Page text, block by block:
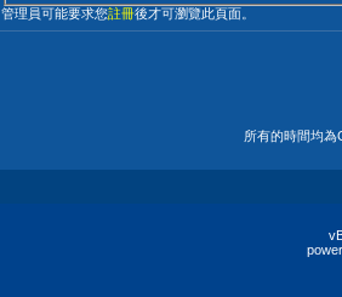
管理員可能要求您註冊後才可瀏覽此頁面。
所有的時間均為